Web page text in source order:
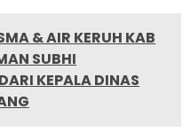
& AIR KERUH KAB
SUBHI
KEPALA DINAS